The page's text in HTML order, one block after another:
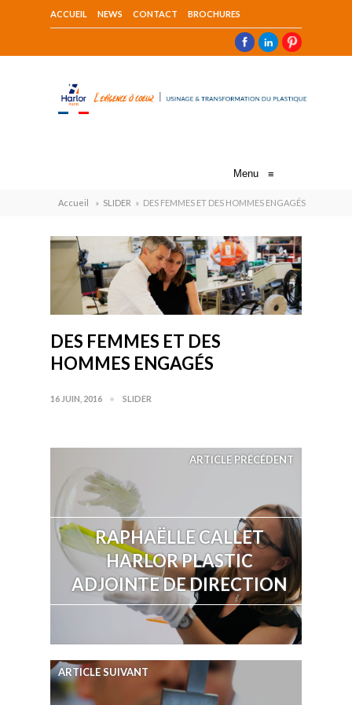
ACCUEIL NEWS CONTACT BROCHURES
Menu ≡
Accueil » SLIDER » DES FEMMES ET DES HOMMES ENGAGÉS
DES FEMMES ET DES
HOMMES ENGAGÉS
16 JUIN, 2016 SLIDER
ARTICLE PRÉCÉDENT
RAPHAËLLE CALLET
HARLOR PLASTIC
ADJOINTE DE DIRECTION
ARTICLE SUIVANT